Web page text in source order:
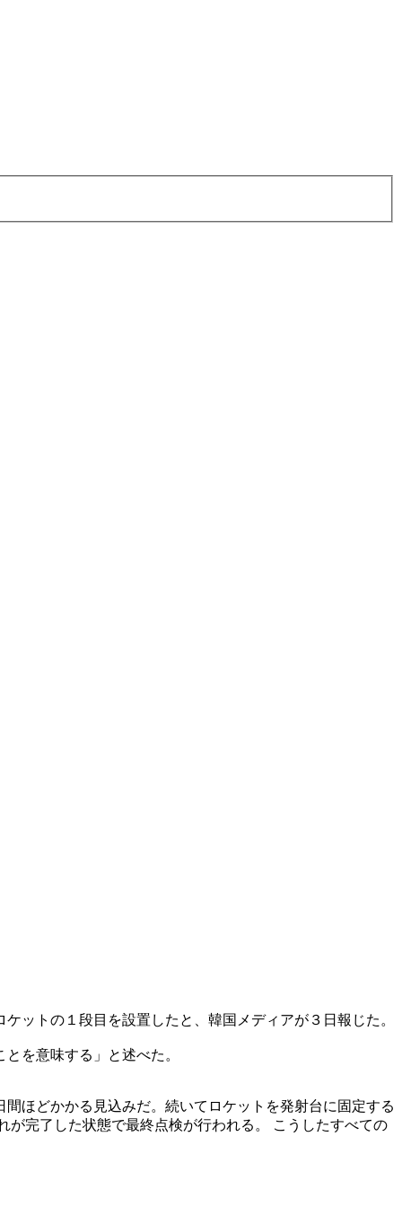
ットの１段目を設置したと、韓国メディアが３日報じた。
を意味する」と述べた。
ほどかかる見込みだ。続いてロケットを発射台に固定する
完了した状態で最終点検が行われる。 こうしたすべての